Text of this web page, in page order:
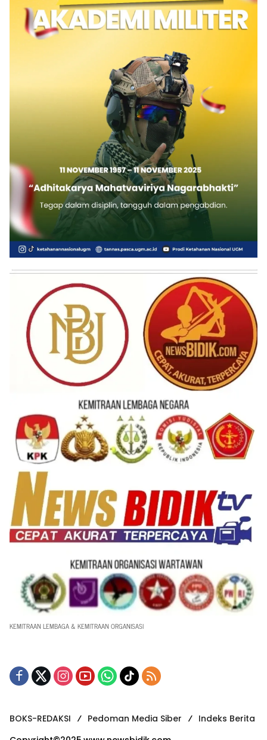
KEMITRAAN LEMBAGA & KEMITRAAN ORGANISASI
BOKS-REDAKSI Pedoman Media Siber
Indeks Berita